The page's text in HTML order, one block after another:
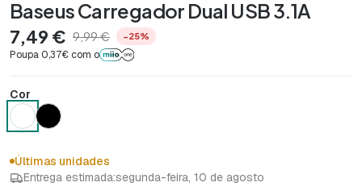
Baseus Carregador Dual USB 3.1A
7,49 € 9,99 € −25%
Poupa 0,37€ com o
Cor
Últimas unidades
Entrega estimada:segunda-feira, 10 de agosto